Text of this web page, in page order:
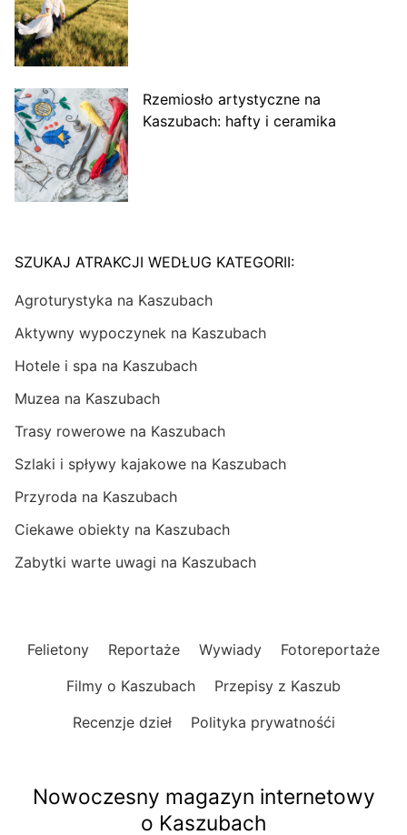
Rzemiosło artystyczne na
Kaszubach: hafty i ceramika
SZUKAJ ATRAKCJI WEDŁUG KATEGORII:
Agroturystyka na Kaszubach
Aktywny wypoczynek na Kaszubach
Hotele i spa na Kaszubach
Muzea na Kaszubach
Trasy rowerowe na Kaszubach
Szlaki i spływy kajakowe na Kaszubach
Przyroda na Kaszubach
Ciekawe obiekty na Kaszubach
Zabytki warte uwagi na Kaszubach
Felietony Reportaże Wywiady
Fotoreportaże
Filmy o Kaszubach
Przepisy z Kaszub
Recenzje dzieł
Polityka prywatnośći
Nowoczesny magazyn internetowy
o Kaszubach